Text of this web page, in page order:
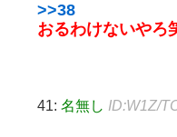
>>38
おるわけないやろ
41: 名無し ID:W1Z/